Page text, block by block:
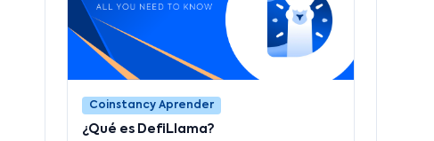
Coinstancy Aprender
¿Qué es DefiLlama?